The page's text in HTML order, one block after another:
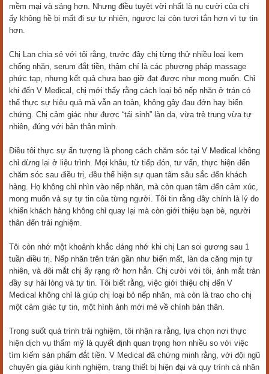
mềm mại và sáng hơn. Nhưng điều tuyệt vời nhất là nụ cười của chị
ấy không hề bị mất đi sự tự nhiên, ngược lại còn tươi tắn hơn vì tự tin
hơn.
Chị Lan chia sẻ với tôi rằng, trước đây chị từng thử nhiều loại kem
chống nhăn, serum đắt tiền, thậm chí là các phương pháp massage
phức tạp, nhưng kết quả chưa bao giờ đạt được như mong muốn. Chỉ
khi đến V Medical, chị mới thấy rằng cách loại bỏ nếp nhăn ở trán có
thể thực sự hiệu quả mà vẫn an toàn, không gây đau đớn hay biến
chứng. Chị cảm giác như được “tái sinh” làn da, vừa trẻ trung vừa tự
nhiên, đúng với bản thân mình.
Điều tôi thực sự ấn tượng là phong cách chăm sóc tại V Medical không
chỉ dừng lại ở liệu trình. Mọi khâu, từ tiếp đón, tư vấn, thực hiện đến
chăm sóc sau điều trị, đều thể hiện sự quan tâm sâu sắc đến khách
hàng. Họ không chỉ nhìn vào nếp nhăn, mà còn quan tâm đến cảm xúc,
mong muốn và sự tự tin của từng người. Tôi tin rằng đây chính là lý do
khiến khách hàng không chỉ quay lại mà còn giới thiệu bạn bè, người
thân đến trải nghiệm.
Tôi còn nhớ một khoảnh khắc đáng nhớ khi chị Lan soi gương sau 1
tuần điều trị. Nếp nhăn trên trán gần như biến mất, làn da căng mịn tự
nhiên, và đôi mắt chị ấy rạng rỡ hơn hẳn. Chị cười với tôi, ánh mắt tràn
đầy sự hài lòng và tự tin. Tôi biết rằng, việc giới thiệu chị đến V
Medical không chỉ là giúp chị loại bỏ nếp nhăn, mà còn là trao cho chị
một cảm giác tự tin, một hình ảnh mới mẻ về chính bản thân.
Trong suốt quá trình trải nghiệm, tôi nhận ra rằng, lựa chọn nơi thực
hiện dịch vụ thẩm mỹ là quyết định quan trọng hơn nhiều so với việc
tìm kiếm sản phẩm đắt tiền. V Medical đã chứng minh rằng, với đội ngũ
chuyên gia giàu kinh nghiệm, trang thiết bị hiện đại và quy trình cá nhân